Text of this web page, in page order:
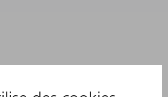
À RETENIR